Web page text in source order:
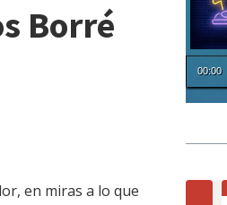
Borré
en miras a lo que